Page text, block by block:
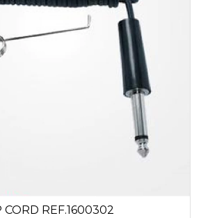
CORD REF.1600302